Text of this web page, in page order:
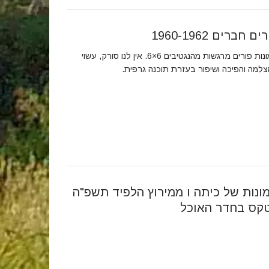
חברים 1960-1962
תמונות פורים מרגשות מהנגטיבים 6×6. אין לנו סורק, עשוי
והפיכה ושיפור בעזרת תוכנה גרפית.
של כיתה ו ממירוץ הלפיד תשפ"ה
בחדר האוכל